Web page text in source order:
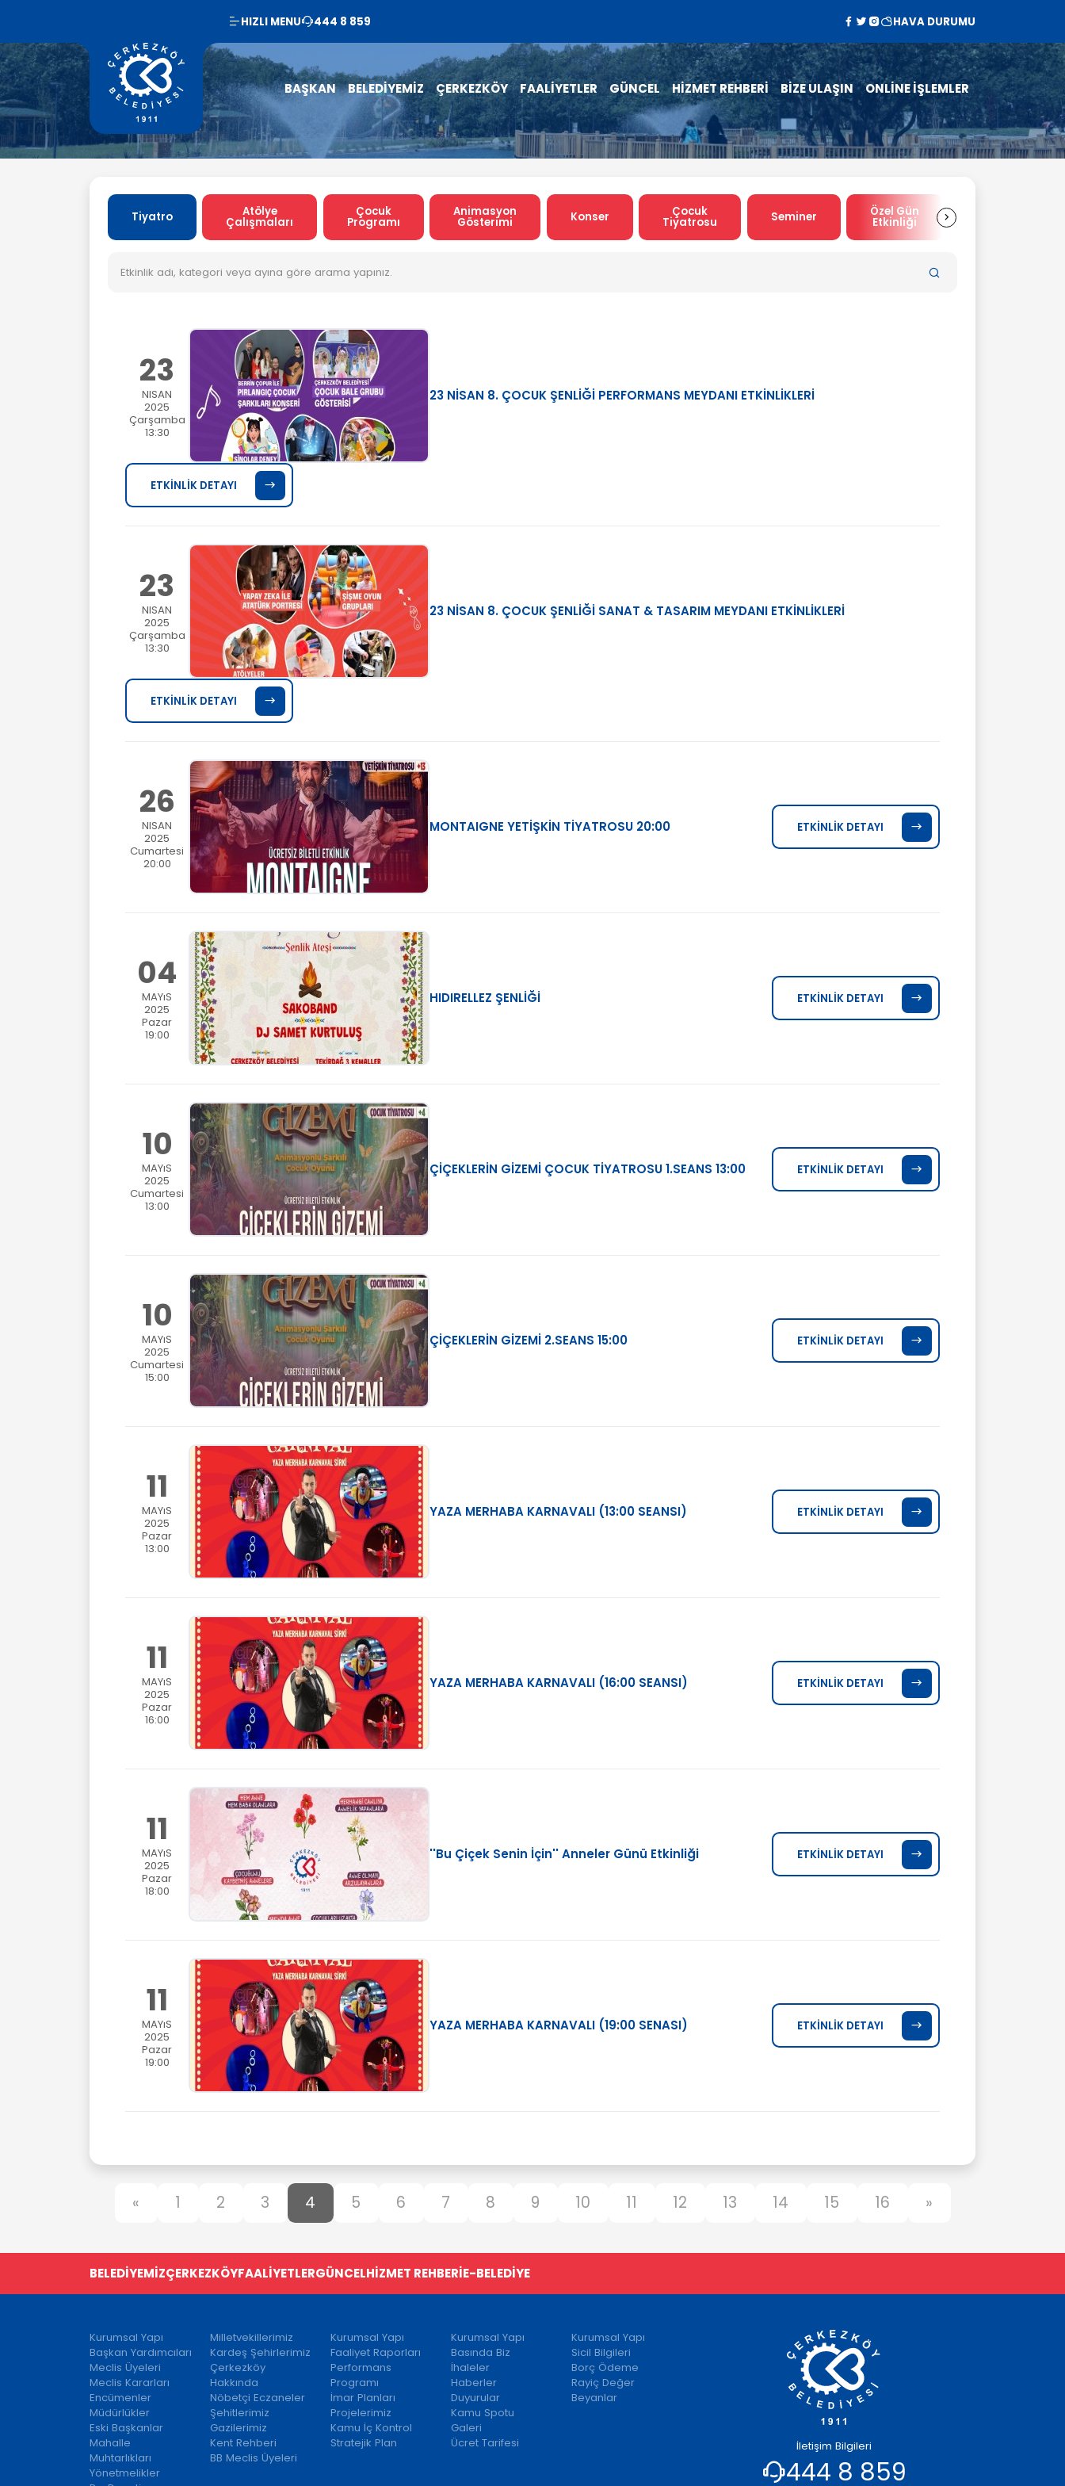
HIZLI MENU 444 8 859 HAVA DURUMU
BAŞKAN BELEDİYEMİZ ÇERKEZKÖY FAALİYETLER GÜNCEL HİZMET REHBERİ BİZE ULAŞIN ONLİNE İŞLEMLER
Tiyatro Atölye
Çalışmaları
Çocuk
Programı
Animasyon
Gösterimi Konser Çocuk
Tiyatrosu Seminer Özel Gün
Etkinliği
23
NISAN
2025
Çarşamba
13:30
23 NİSAN 8. ÇOCUK ŞENLİĞİ PERFORMANS MEYDANI ETKİNLİKLERİ
ETKİNLİK DETAYI
23
NISAN
2025
Çarşamba
13:30
23 NİSAN 8. ÇOCUK ŞENLİĞİ SANAT & TASARIM MEYDANI ETKİNLİKLERİ
ETKİNLİK DETAYI
26
NISAN
2025
Cumartesi
20:00
MONTAIGNE YETİŞKİN TİYATROSU 20:00 ETKİNLİK DETAYI
04
MAYıS
2025
Pazar
19:00
HIDIRELLEZ ŞENLİĞİ ETKİNLİK DETAYI
10
MAYıS
2025
Cumartesi
13:00
ÇİÇEKLERİN GİZEMİ ÇOCUK TİYATROSU 1.SEANS 13:00 ETKİNLİK DETAYI
10
MAYıS
2025
Cumartesi
15:00
ÇİÇEKLERİN GİZEMİ 2.SEANS 15:00 ETKİNLİK DETAYI
11
MAYıS
2025
Pazar
13:00
YAZA MERHABA KARNAVALI (13:00 SEANSI) ETKİNLİK DETAYI
11
MAYıS
2025
Pazar
16:00
YAZA MERHABA KARNAVALI (16:00 SEANSI) ETKİNLİK DETAYI
11
MAYıS
2025
Pazar
18:00
''Bu Çiçek Senin İçin'' Anneler Günü Etkinliği ETKİNLİK DETAYI
11
MAYıS
2025
Pazar
19:00
YAZA MERHABA KARNAVALI (19:00 SENASI) ETKİNLİK DETAYI
« 1 2 3 4 5 6 7 8 9 10 11 12 13 14 15 16 »
BELEDİYEMİZÇERKEZKÖYFAALİYETLERGÜNCELHİZMET REHBERİE-BELEDİYE
Kurumsal Yapı
Başkan Yardımcıları
Meclis Üyeleri
Meclis Kararları
Encümenler
Müdürlükler
Eski Başkanlar
Mahalle
Muhtarlıkları
Yönetmelikler
Milletvekillerimiz
Kardeş Şehirlerimiz
Çerkezköy
Hakkında
Nöbetçi Eczaneler
Şehitlerimiz
Gazilerimiz
Kent Rehberi
BB Meclis Üyeleri
Kurumsal Yapı
Faaliyet Raporları
Performans
Programı
İmar Planları
Projelerimiz
Kamu İç Kontrol
Stratejik Plan
Kurumsal Yapı
Basında Biz
İhaleler
Haberler
Duyurular
Kamu Spotu
Galeri
Ücret Tarifesi
Kurumsal Yapı
Sicil Bilgileri
Borç Ödeme
Rayiç Değer
Beyanlar
İletişim Bilgileri
444 8 859